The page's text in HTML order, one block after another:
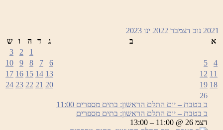
2021 נוב דצמבר 2022 ינו 2023
א
ב ג ד ה ו
ש
1
2
3
4
5
6
7
8
9
10
11
12
13
14
15
16
17
18
19
20
21
22
23
24
26
ב בטבת – יום התלם הראשון: בתים מספרים 11:00
ב בטבת – יום התלם הראשון: בתים מספרים
דצמ 26 @ 11:00 – 13:00